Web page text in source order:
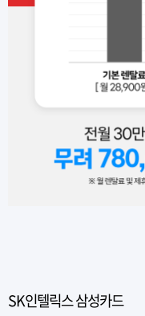
SK인텔릭스 삼성카드